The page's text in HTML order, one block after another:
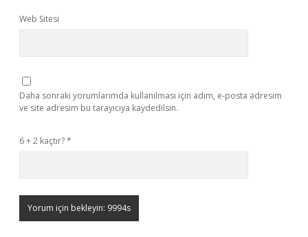
Web Sitesi
Daha sonraki yorumlarımda kullanılması için adım, e-posta adresim
ve site adresim bu tarayıcıya kaydedilsin.
6 + 2 kaçtır?*